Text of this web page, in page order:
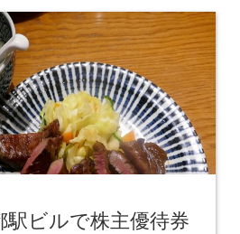
駅ビルで株主優待券